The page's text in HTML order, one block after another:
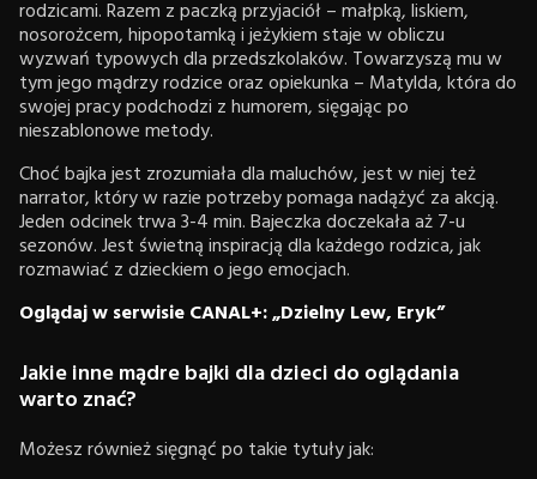
rodzicami. Razem z paczką przyjaciół – małpką, liskiem,
nosorożcem, hipopotamką i jeżykiem staje w obliczu
wyzwań typowych dla przedszkolaków. Towarzyszą mu w
tym jego mądrzy rodzice oraz opiekunka – Matylda, która do
swojej pracy podchodzi z humorem, sięgając po
nieszablonowe metody.
Choć bajka jest zrozumiała dla maluchów, jest w niej też
narrator, który w razie potrzeby pomaga nadążyć za akcją.
Jeden odcinek trwa 3-4 min. Bajeczka doczekała aż 7-u
sezonów. Jest świetną inspiracją dla każdego rodzica, jak
rozmawiać z dzieckiem o jego emocjach.
Oglądaj w serwisie CANAL+: „Dzielny Lew, Eryk”
Jakie inne mądre bajki dla dzieci do oglądania
warto znać?
Możesz również sięgnąć po takie tytuły jak: